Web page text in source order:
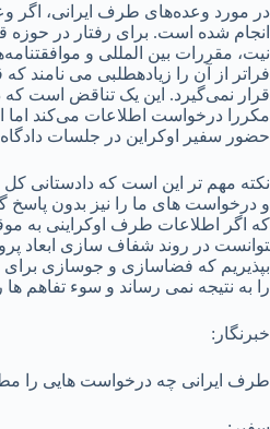
در مورد وعده‌های طرف ایرانی، اگر
انجام شده است. برای رفتار در
نیت، مقررات بین المللی و
فراتر از آن را زیاده­طلبی می نامند
قرار نمی‌گیرد. این یک تناقض است که
مکررا درخواست اطلاعات می‌کند اما
حضور سفیر اوکراین در جلسات
نکته مهم تر این است که دادستانی کل
و درخواست های ما را نیز بدون پاسخ
توانست در روند شفاف سازی ابعاد
بپذیریم که فضاسازی و جوسازی برای
را به نتیجه نمی رساند و سوء تفاهم ها
خبرنگار:
طرف ایرانی چه درخواست هایی را